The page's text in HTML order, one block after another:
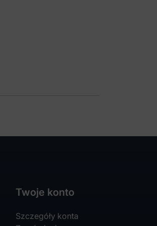
Twoje konto
Szczegóły konta